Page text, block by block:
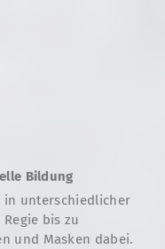
Bildung
in unterschiedlicher
bis zu
und Masken dabei.